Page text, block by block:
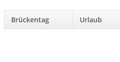
Brückentag Urlaub